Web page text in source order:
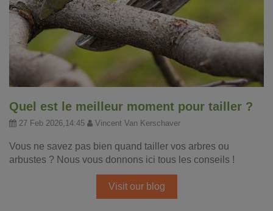
Quel est le meilleur moment pour tailler ?
27 Feb 2026,14:45 Vincent Van Kerschaver
Vous ne savez pas bien quand tailler vos arbres ou
arbustes ? Nous vous donnons ici tous les conseils !
Visit our blog